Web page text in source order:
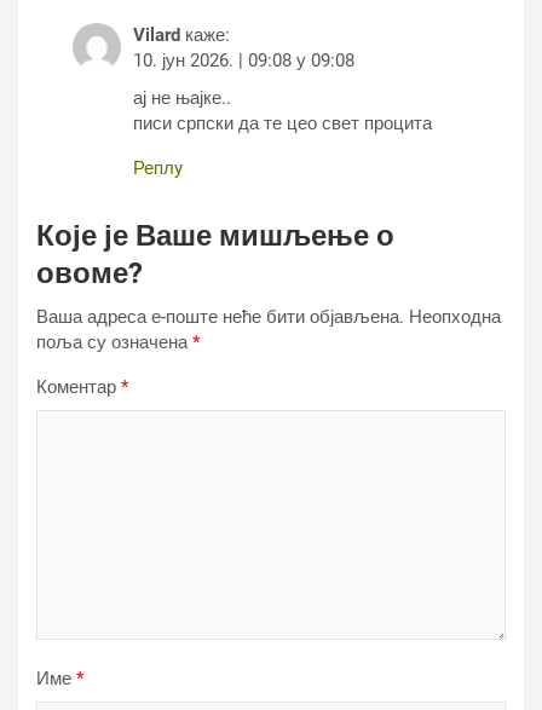
Vilard каже:
10. јун 2026. | 09:08 у 09:08
ај не њајке..
писи српски да те цео свет процита
Реплy
Које је Ваше мишљење о
овоме?
Ваша адреса е-поште неће бити објављена. Неопходна
поља су означена*
Коментар *
Име *